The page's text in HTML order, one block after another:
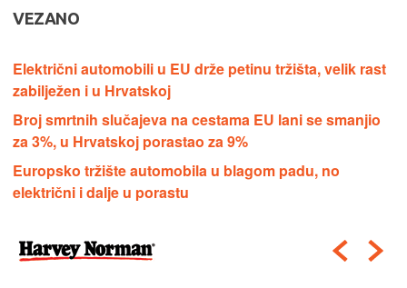
VEZANO
Električni automobili u EU drže petinu tržišta, velik rast
zabilježen i u Hrvatskoj
Broj smrtnih slučajeva na cestama EU lani se smanjio
za 3%, u Hrvatskoj porastao za 9%
Europsko tržište automobila u blagom padu, no
električni i dalje u porastu